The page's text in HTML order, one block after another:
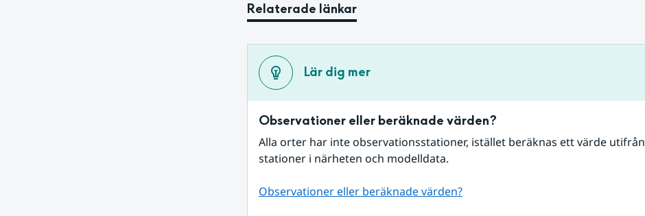
Relaterade länkar
Lär dig mer
Observationer eller beräknade värden?
Alla orter har inte observationsstationer, istället beräknas ett värde utifrån
stationer i närheten och modelldata.
Observationer eller beräknade värden?